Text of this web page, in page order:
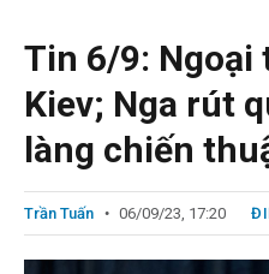
Tin 6/9: Ngoại
Kiev; Nga rút
làng chiến
Trần Tuấn 06/09/23, 17:20